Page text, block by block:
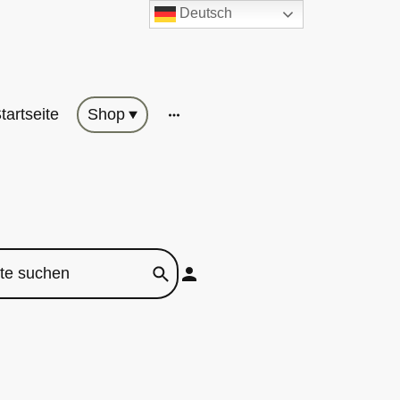
Shop
Deutsch